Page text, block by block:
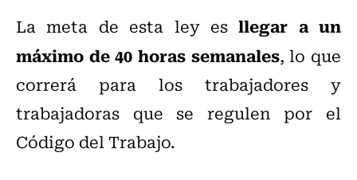
La meta de esta ley esllegar a un
máximo de 40 horas semanales, lo que
correrá para los trabajadores y
trabajadoras que se regulen por el
Código del Trabajo.